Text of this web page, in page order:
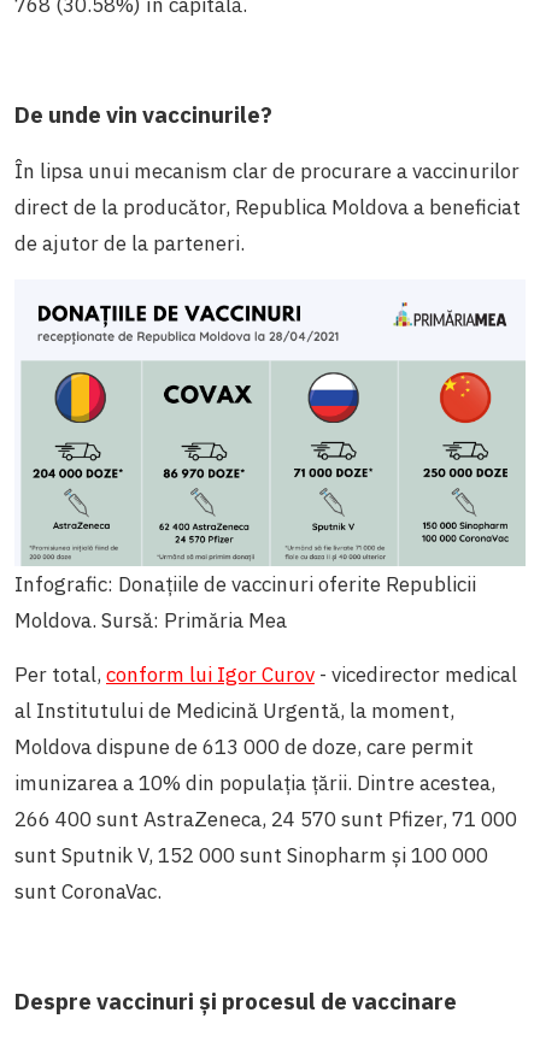
De unde vin vaccinurile?
În lipsa unui mecanism clar de procurare a vaccinurilor
direct de la producător, Republica Moldova a beneficiat
de ajutor de la parteneri.
Infografic: Donațiile de vaccinuri oferite Republicii
Moldova. Sursă: Primăria Mea
Per total, conform lui Igor Curov - vicedirector medical
al Institutului de Medicină Urgentă, la moment,
Moldova dispune de 613 000 de doze, care permit
imunizarea a 10% din populația țării. Dintre acestea,
266 400 sunt AstraZeneca, 24 570 sunt Pfizer, 71 000
sunt Sputnik V, 152 000 sunt Sinopharm și 100 000
sunt CoronaVac.
Despre vaccinuri și procesul de vaccinare